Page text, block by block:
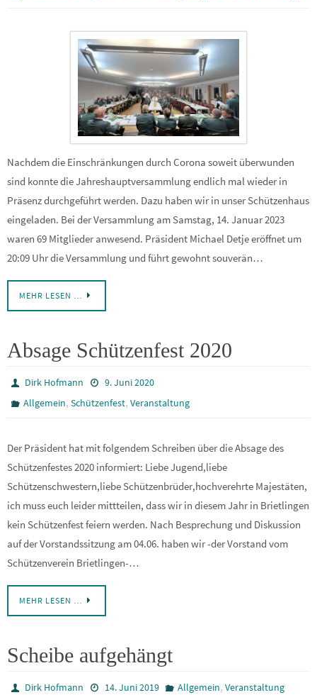
Nachdem die Einschränkungen durch Corona soweit überwunden
sind konnte die Jahreshauptversammlung endlich mal wieder in
Präsenz durchgeführt werden. Dazu haben wir in unser Schützenhaus
eingeladen. Bei der Versammlung am Samstag, 14. Januar 2023
waren 69 Mitglieder anwesend. Präsident Michael Detje eröffnet um
20:09 Uhr die Versammlung und führt gewohnt souverän…
MEHR LESEN …
Absage Schützenfest 2020
Dirk Hofmann
9. Juni 2020
Allgemein,Schützenfest,Veranstaltung
Der Präsident hat mit folgendem Schreiben über die Absage des
Schützenfestes 2020 informiert: Liebe Jugend,liebe
Schützenschwestern,liebe Schützenbrüder,hochverehrte Majestäten,
ich muss euch leider mittteilen, dass wir in diesem Jahr in Brietlingen
kein Schützenfest feiern werden. Nach Besprechung und Diskussion
auf der Vorstandssitzung am 04.06. haben wir -der Vorstand vom
Schützenverein Brietlingen-…
MEHR LESEN …
Scheibe aufgehängt
Dirk Hofmann 14. Juni 2019 Allgemein, Veranstaltung